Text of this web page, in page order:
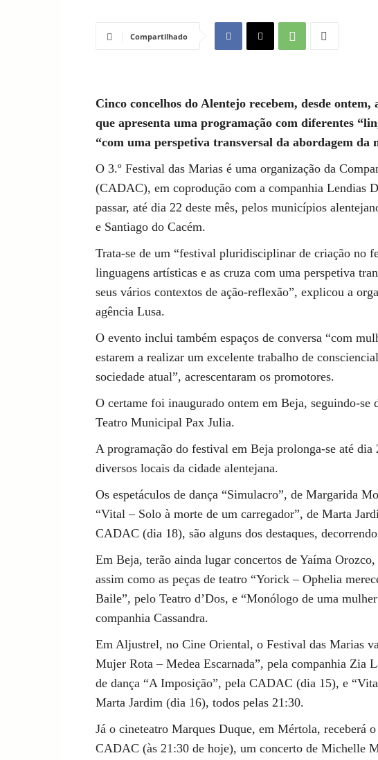
Compartilhado
Cinco concelhos do Alentejo recebem, desde ontem,
que apresenta uma programação com diferentes
“com uma perspetiva transversal da abordagem da
O 3.º Festival das Marias é uma organização da
(CADAC), em coprodução com a companhia Lendias
passar, até dia 22 deste mês, pelos municípios
e Santiago do Cacém.
Trata-se de um “festival pluridisciplinar de criação no
linguagens artísticas e as cruza com uma perspetiva
seus vários contextos de ação-reflexão”, explicou a
agência Lusa.
O evento inclui também espaços de conversa “com
estarem a realizar um excelente trabalho de
sociedade atual”, acrescentaram os promotores.
O certame foi inaugurado ontem em Beja, seguindo-se
Teatro Municipal Pax Julia.
A programação do festival em Beja prolonga-se até
diversos locais da cidade alentejana.
Os espetáculos de dança “Simulacro”, de Margarida
“Vital – Solo à morte de um carregador”, de Marta
CADAC (dia 18), são alguns dos destaques,
Em Beja, terão ainda lugar concertos de Yaíma
assim como as peças de teatro “Yorick – Ophelia
Baile”, pelo Teatro d’Dos, e “Monólogo de uma
companhia Cassandra.
Em Aljustrel, no Cine Oriental, o Festival das Marias
Mujer Rota – Medea Escarnada”, pela companhia Zia
de dança “A Imposição”, pela CADAC (dia 15), e
Marta Jardim (dia 16), todos pelas 21:30.
Já o cineteatro Marques Duque, em Mértola, receberá
CADAC (às 21:30 de hoje), um concerto de Michelle